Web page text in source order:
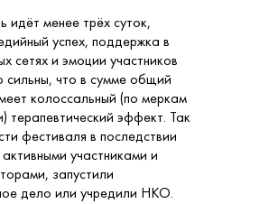
идёт менее трёх суток,
успех, поддержка в
сетях и эмоции участников
сильны, что в сумме общий
колоссальный (по меркам
терапевтический эффект. Так
фестиваля в последствии
участниками и
запустили
дело или учредили НКО.